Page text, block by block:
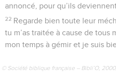
annoncé, pour qu’ils
22 Regarde bien toute leur
tu m’as traitée à cause de tous
mon temps à gémir et je suis
© Société biblique française – Bibli’O,